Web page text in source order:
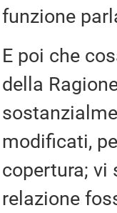
funzione
E poi che
della
modificati,
copertura; vi
relazione